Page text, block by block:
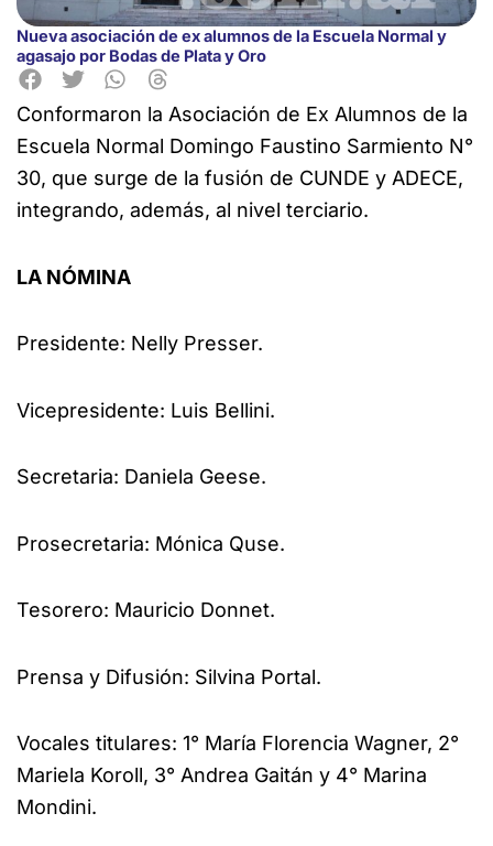
Nueva asociación de ex alumnos de la Escuela Normal y
agasajo por Bodas de Plata y Oro
Conformaron la Asociación de Ex Alumnos de la
Escuela Normal Domingo Faustino Sarmiento N°
30, que surge de la fusión de CUNDE y ADECE,
integrando, además, al nivel terciario.
LA NÓMINA
Presidente: Nelly Presser.
Vicepresidente: Luis Bellini.
Secretaria: Daniela Geese.
Prosecretaria: Mónica Quse.
Tesorero: Mauricio Donnet.
Prensa y Difusión: Silvina Portal.
Vocales titulares: 1° María Florencia Wagner, 2°
Mariela Koroll, 3° Andrea Gaitán y 4° Marina
Mondini.